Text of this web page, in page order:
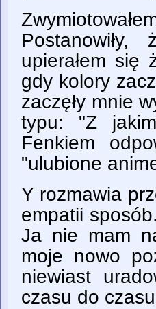
upierałem się
gdy kolory
zaczęły mnie
typu: "Z
Fenkiem
"ulubione
Y rozmawia
empatii
Ja nie mam
moje nowo
niewiast
czasu do